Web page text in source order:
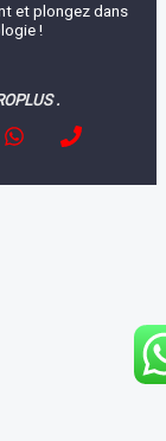
et plongez dans
!
.